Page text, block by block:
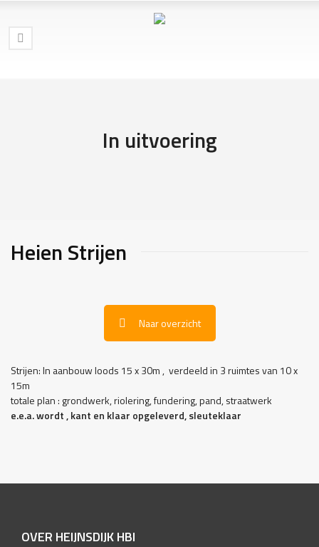
In uitvoering
Heien Strijen
Naar overzicht
Strijen: In aanbouw loods 15 x 30m , verdeeld in 3 ruimtes van 10 x
15m
totale plan : grondwerk, riolering, fundering, pand, straatwerk
e.e.a. wordt , kant en klaar opgeleverd, sleuteklaar
OVER HEIJNSDIJK HBI